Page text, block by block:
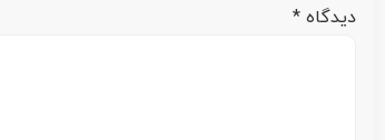
دیدگاه *